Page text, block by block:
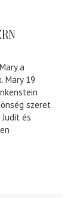
a
Mary 19
szeret
és